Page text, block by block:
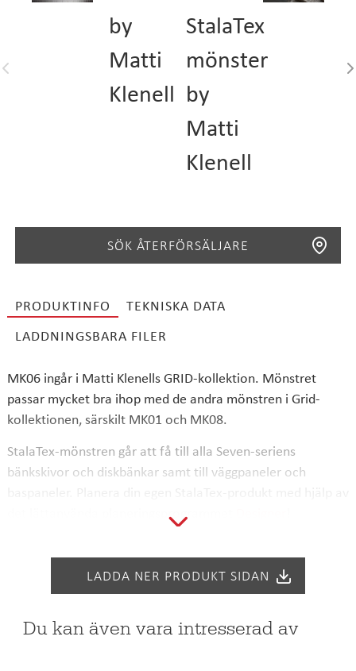
SÖK ÅTERFÖRSÄLJARE
SÖK
PRODUKTINFO
TEKNISKA DATA
LADDNINGSBARA FILER
MK06 ingår i Matti Klenells GRID-kollektion. Mönstret
passar mycket bra ihop med de andra mönstren i Grid-
kollektionen, särskilt MK01 och MK08.
StalaTex-mönstren går att få till alla Seven-seriens
bänkskivor och diskbänkar samt till väggpaneler och
det lättanvända planeringsprogrammet
StalaTex ger stålet en mjukhet. Vår lasermönstrade, rostfria
stålkollektion är designad för att stå pall under en hel
livstid. Alla StalaTex-produkter tillverkas på Stalas fabrik i
LADDA NER PRODUKT SIDAN
Du kan även vara intresserad av